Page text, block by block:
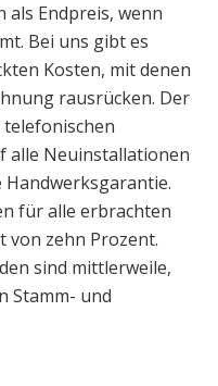
als Endpreis, wenn
Bei uns gibt es
Kosten, mit denen
rausrücken. Der
alle Neuinstallationen
für alle erbrachten
von zehn Prozent.
sind mittlerweile,
Stamm- und